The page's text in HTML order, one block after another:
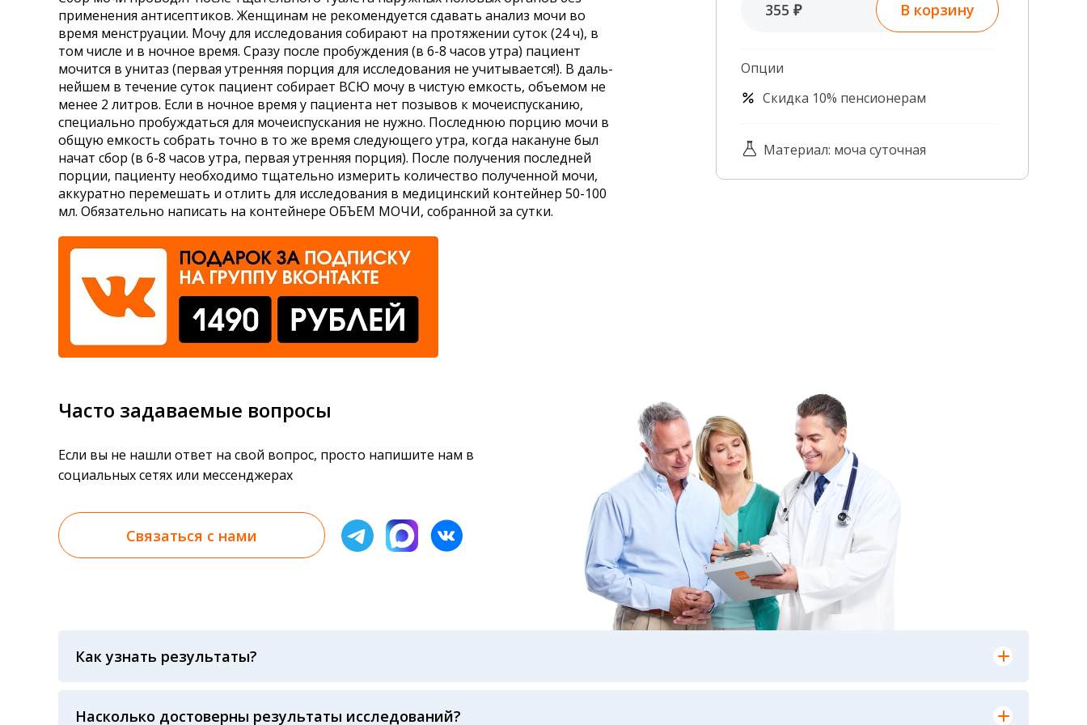
Где сдать
Время работы
применения антисептиков. Женщинам не рекомендуется сдавать анализ мочи во
время менструации. Мочу для исследования собирают на протяжении суток (24 ч), в
том числе и в ночное время. Сразу после пробуждения (в 6-8 часов утра) пациент
мочится в унитаз (первая утренняя порция для исследования не учитывается!). В даль­
нейшем в течение суток пациент собирает ВСЮ мочу в чистую емкость, объемом не
менее 2 литров. Если в ночное время у пациента нет позывов к мочеиспусканию,
специально пробуждаться для мочеиспускания не нужно. Последнюю порцию мочи в
общую емкость собрать точно в то же время следующего утра, когда накануне был
начат сбор (в 6-8 часов утра, первая утренняя порция). После получения последней
порции, пациенту необходимо тщательно измерить количество полученной мочи,
аккуратно перемешать и отлить для исследования в медицинский контейнер 50-100
мл. Обязательно написать на контейнере ОБЪЕМ МОЧИ, собранной за сутки.
355 ₽ В корзину
Опции
Скидка 10% пенсионерам
Материал: моча суточная
Часто задаваемые вопросы
Если вы не нашли ответ на свой вопрос, просто напишите нам в
социальных сетях или мессенджерах
Связаться с нами
Как узнать результаты?
анализов при предъявлении паспорта или чека об оплате
Насколько достоверны результаты исследований?